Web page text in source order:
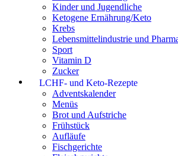
Kinder und Jugendliche
Ketogene Ernährung/Keto
Krebs
Lebensmittelindustrie und
Sport
Vitamin D
Zucker
LCHF- und Keto-Rezepte
Adventskalender
Menüs
Brot und Aufstriche
Frühstück
Aufläufe
Fischgerichte